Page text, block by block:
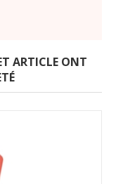
ARTICLE ONT